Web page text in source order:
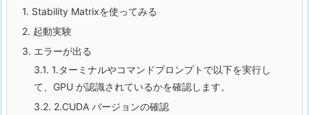
1. Stability Matrixを使ってみる
2. 起動実験
3. エラーが出る
3.1. 1.ターミナルやコマンドプロンプトで以下を実行し
て、GPU が認識されているかを確認します。
3.2. 2.CUDA バージョンの確認